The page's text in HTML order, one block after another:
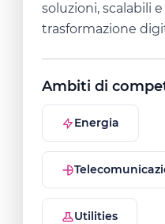
soluzioni, scalabili
trasformazione
Ambiti di
Energia
Utilities